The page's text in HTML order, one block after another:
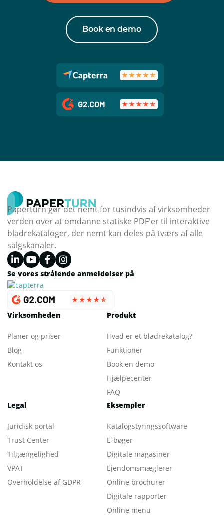
Book en demo
Paperturn gør det nemt for tusindvis af virksomheder
verden over at omdanne statiske PDF'er til interaktive
bladrekataloger, der nemt kan deles på tværs af alle
salgskanaler.
Se vores strålende anmeldelser på
Virksomheden
Planer og priser
Blog
Kontakt os
Produkt
Hvad er et bladrekatalog?
Funktioner
Book en demo
Hjælpecenter
FAQ
Legal
Juridisk portal
Trust Center
Tilgængelighed
VPAT
Overholdelse af GDPR
Eksempler
Katalogstyringssoftware
E-bøger
Digitale magasiner
Ejendomsmæglerer
Online brochurer
Digitale rapporter
Online menu